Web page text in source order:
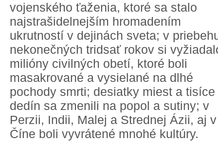
vojenského ťaženia, ktoré sa stalo
najstrašidelnejším hromadením
ukrutností v dejinách sveta; v
nekonečných tridsať rokov si
milióny civilných obetí, ktoré boli
masakrované a vysielané na dlhé
pochody smrti; desiatky miest a tisíce
dedín sa zmenili na popol a sutiny; v
Perzii, Indii, Malej a Strednej Ázii, aj v
Číne boli vyvrátené mnohé kultúry.